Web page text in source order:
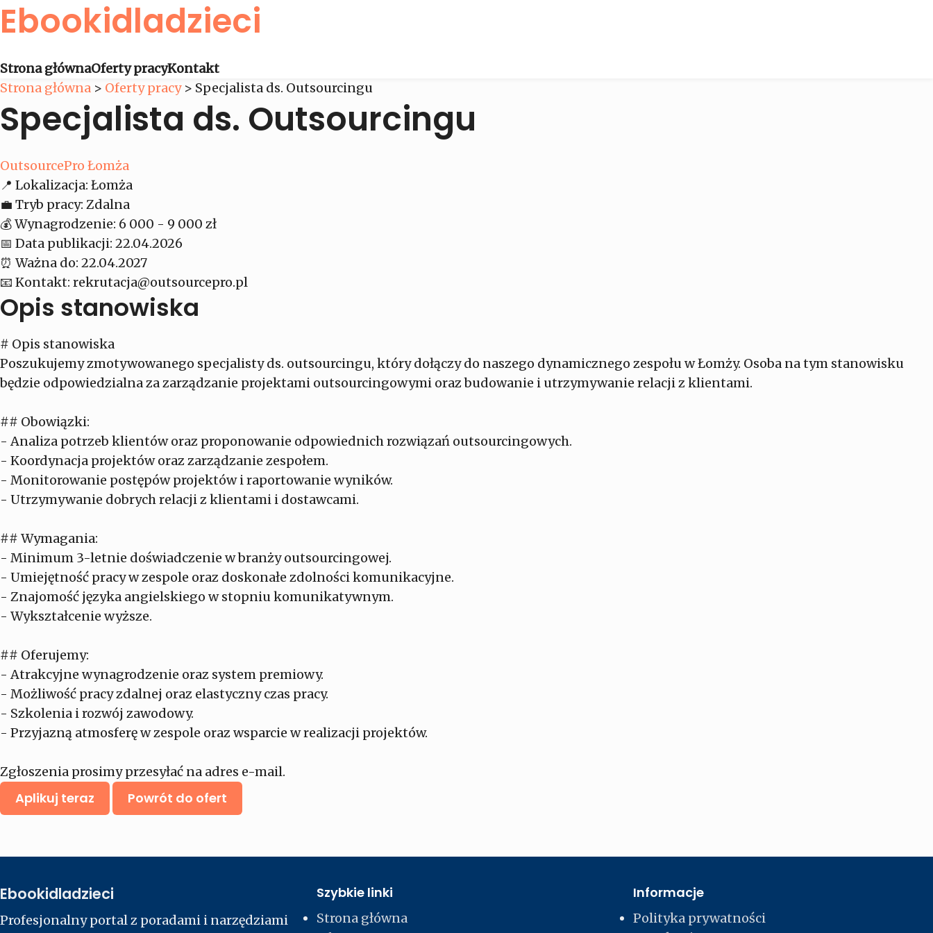
Ebookidladzieci
Strona głównaOferty pracyKontakt
Strona główna > Oferty pracy> Specjalista ds. Outsourcingu
Specjalista ds. Outsourcingu
OutsourcePro Łomża
📍 Lokalizacja: Łomża
💼 Tryb pracy: Zdalna
💰Wynagrodzenie: 6 000 - 9 000 zł
📅 Data publikacji: 22.04.2026
⏰ Ważna do: 22.04.2027
📧 Kontakt: rekrutacja@outsourcepro.pl
Opis stanowiska
# Opis stanowiska
Poszukujemy zmotywowanego specjalisty ds. outsourcingu, który dołączy do naszego dynamicznego zespołu w Łomży. Osoba na tym stanowisku
będzie odpowiedzialna za zarządzanie projektami outsourcingowymi oraz budowanie i utrzymywanie relacji z klientami.
## Obowiązki:
- Analiza potrzeb klientów oraz proponowanie odpowiednich rozwiązań outsourcingowych.
- Koordynacja projektów oraz zarządzanie zespołem.
- Monitorowanie postępów projektów i raportowanie wyników.
- Utrzymywanie dobrych relacji z klientami i dostawcami.
## Wymagania:
- Minimum 3-letnie doświadczenie w branży outsourcingowej.
- Umiejętność pracy w zespole oraz doskonałe zdolności komunikacyjne.
- Znajomość języka angielskiego w stopniu komunikatywnym.
- Wykształcenie wyższe.
## Oferujemy:
- Atrakcyjne wynagrodzenie oraz system premiowy.
- Możliwość pracy zdalnej oraz elastyczny czas pracy.
- Szkolenia i rozwój zawodowy.
- Przyjazną atmosferę w zespole oraz wsparcie w realizacji projektów.
Zgłoszenia prosimy przesyłać na adres e-mail.
Aplikuj teraz Powrót do ofert
Ebookidladzieci
Profesjonalny portal z poradami i narzędziami
Szybkie linki
Strona główna
Informacje
Polityka prywatności